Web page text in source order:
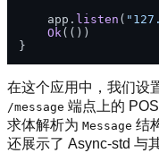
    app.
listen (
Ok (())
在这个应用中，我们设
/message 端点上的
求体解析为 Message 结
还展示了 Async-std 与